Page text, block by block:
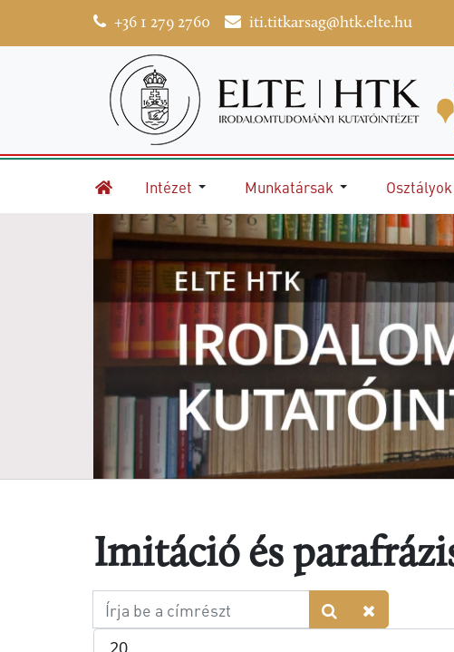
+36 1 279 2760 iti.titkarsag@htk.elte.hu
Intézet Munkatársak Osztályok
Imitáció és
Írja
be
Tételek #